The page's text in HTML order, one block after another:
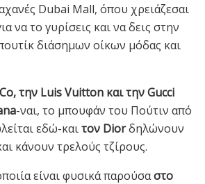
Dubai Mall, όπου χρειάζεσαι
να το γυρίσεις και να δεις στην
διάσημων οίκων μόδας και
την Luis Vuitton και την Gucci
-ναι, το μπουφάν του Πούτιν από
εδώ-καιτον Diorδηλώνουν
κάνουν τρελούς τζίρους.
είναι φυσικά παρούσαστο